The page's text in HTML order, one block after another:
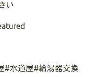
い
#水道屋#給湯器交換